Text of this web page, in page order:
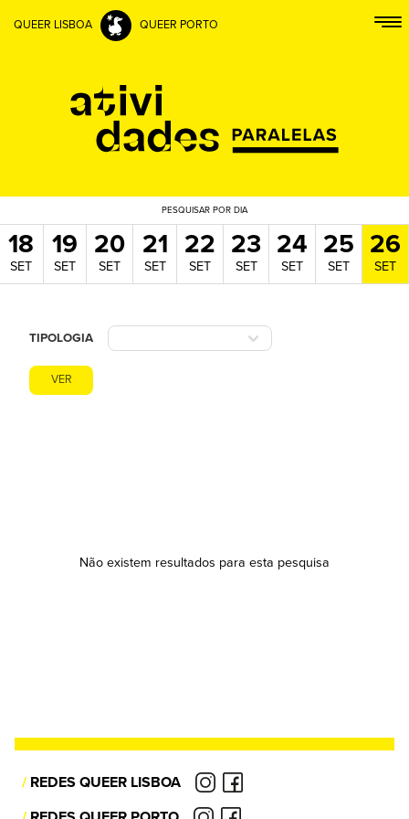
QUEER LISBOA QUEER PORTO
PESQUISAR POR DIA
18
SET
19
SET
20
SET
21
SET
22
SET
23
SET
24
SET
25
SET
26
SET
TIPOLOGIA
VER
Não existem resultados para esta pesquisa
/REDES QUEER LISBOA